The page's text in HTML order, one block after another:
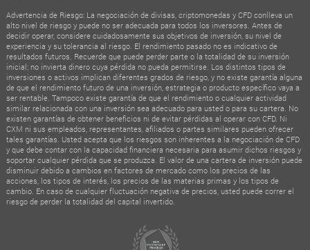
Advertencia de Riesgo: La negociación de divisas, criptomonedas y CFD conlleva un
alto nivel de riesgo y puede no ser adecuada para todos los inversores. Antes de
decidir operar, considere cuidadosamente sus objetivos de inversión, su nivel de
experiencia y su tolerancia al riesgo. El rendimiento pasado no es indicativo de
resultados futuros. Recuerde que puede perder parte o la totalidad de su inversión
inicial; no invierta dinero cuya pérdida no pueda permitirse. Los distintos tipos de
inversiones o activos implican diferentes grados de riesgo, y no existe garantía alguna
de que el rendimiento futuro de una inversión, estrategia o producto específico vaya a
ser rentable. Tampoco existe garantía de que el rendimiento o cualquier actividad
similar relacionada con una inversión sea adecuado para usted o para su cartera. No
existen garantías de obtener beneficios ni de evitar pérdidas al operar con CFD. Ni
CXM ni sus empleados, representantes, afiliados o partes similares pueden ofrecer
tales garantías. Usted acepta que los riesgos son inherentes a la negociación de CFD
y que debe contar con la capacidad financiera necesaria para asumir dichos riesgos y
soportar cualquier pérdida que se produzca. El valor de una cartera de inversión puede
disminuir debido a cambios en factores de mercado como los precios de las
acciones, los tipos de interés, los precios de las materias primas y los tipos de
cambio. En caso de cualquier fluctuación negativa de precios, usted puede correr el
riesgo de perder la totalidad del capital invertido.